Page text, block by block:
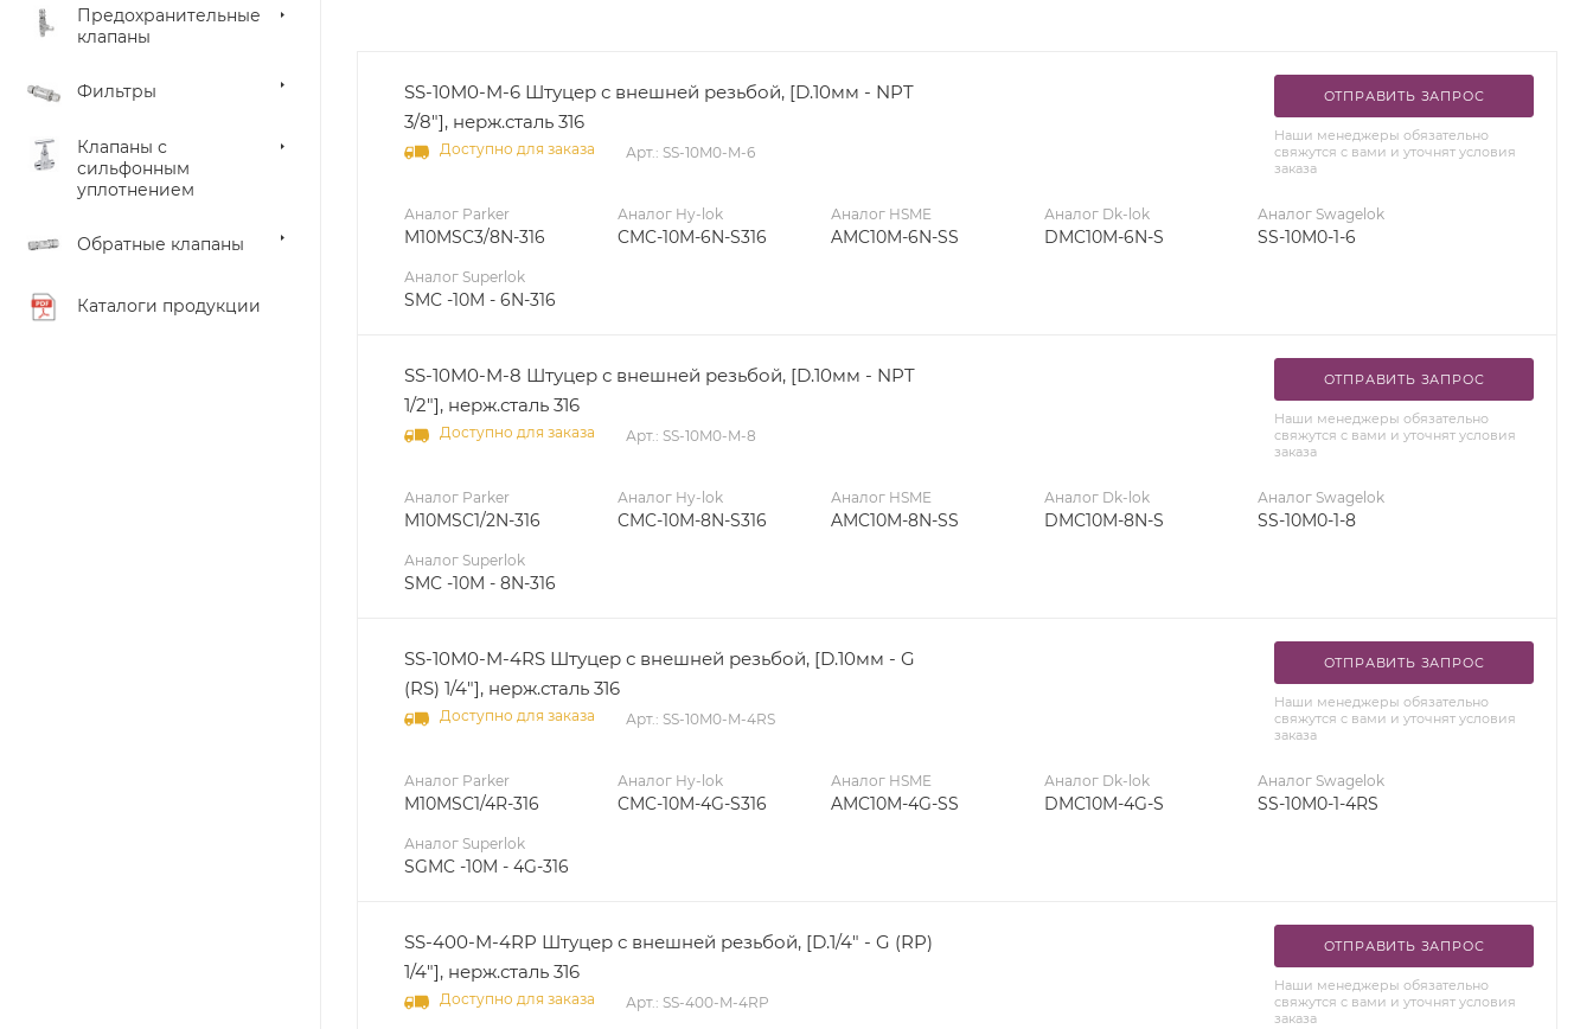
Предохранительные
клапаны
Фильтры
Клапаны с
сильфонным
уплотнением
Обратные клапаны
Каталоги продукции
SS-10M0-M-6 Штуцер с внешней резьбой, [D.10мм - NPT
3/8"], нерж.сталь 316
Доступно для заказа Арт.: SS-10M0-M-6
ОТПРАВИТЬ ЗАПРОС
Наши менеджеры обязательно
свяжутся с вами и уточнят условия
заказа
Аналог Parker
M10MSC3/8N-316
Аналог Hy-lok
CMC-10M-6N-S316
Аналог HSME
AMC10M-6N-SS
Аналог Dk-lok
DMC10M-6N-S
Аналог Swagelok
SS-10M0-1-6
Аналог Superlok
SMC -10M - 6N-316
SS-10M0-M-8 Штуцер с внешней резьбой, [D.10мм - NPT
1/2"], нерж.сталь 316
Доступно для заказа Арт.: SS-10M0-M-8
ОТПРАВИТЬ ЗАПРОС
Наши менеджеры обязательно
свяжутся с вами и уточнят условия
заказа
Аналог Parker
M10MSC1/2N-316
Аналог Hy-lok
CMC-10M-8N-S316
Аналог HSME
AMC10M-8N-SS
Аналог Dk-lok
DMC10M-8N-S
Аналог Swagelok
SS-10M0-1-8
Аналог Superlok
SMC -10M - 8N-316
SS-10M0-M-4RS Штуцер с внешней резьбой, [D.10мм - G
(RS) 1/4"], нерж.сталь 316
Доступно для заказа Арт.: SS-10M0-M-4RS
ОТПРАВИТЬ ЗАПРОС
Наши менеджеры обязательно
свяжутся с вами и уточнят условия
заказа
Аналог Parker
M10MSC1/4R-316
Аналог Hy-lok
CMC-10M-4G-S316
Аналог HSME
AMC10M-4G-SS
Аналог Dk-lok
DMC10M-4G-S
Аналог Swagelok
SS-10M0-1-4RS
Аналог Superlok
SGMC -10M - 4G-316
SS-400-M-4RP Штуцер с внешней резьбой, [D.1/4" - G (RP)
1/4"], нерж.сталь 316
Доступно для заказа Арт.: SS-400-M-4RP
ОТПРАВИТЬ ЗАПРОС
Наши менеджеры обязательно
свяжутся с вами и уточнят условия
заказа